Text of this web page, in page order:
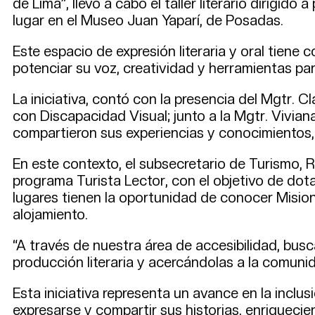
de Lima”, llevó a cabo el taller literario dirigido
lugar en el Museo Juan Yaparí, de Posadas.
Este espacio de expresión literaria y oral tiene
potenciar su voz, creatividad y herramientas
La iniciativa, contó con la presencia del Mgtr.
con Discapacidad Visual; junto a la Mgtr.
compartieron sus experiencias y
En este contexto, el subsecretario de Turismo,
programa Turista Lector, con el objetivo de
lugares tienen la oportunidad de conocer
alojamiento.
“A través de nuestra área de accesibilidad,
producción literaria y acercándolas a la
Esta iniciativa representa un avance en la
expresarse y compartir sus historias,